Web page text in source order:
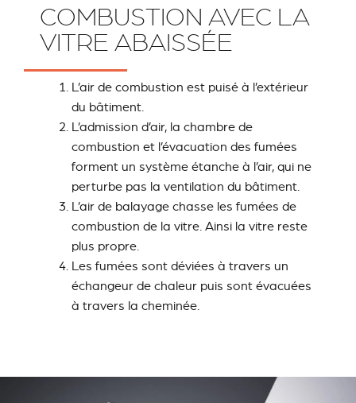
COMBUSTION AVEC LA
VITRE ABAISSÉE
L’air de combustion est puisé à l’extérieur
du bâtiment.
L’admission d’air, la chambre de
combustion et l’évacuation des fumées
forment un système étanche à l’air, qui ne
perturbe pas la ventilation du bâtiment.
L’air de balayage chasse les fumées de
combustion de la vitre. Ainsi la vitre reste
plus propre.
Les fumées sont déviées à travers un
échangeur de chaleur puis sont évacuées
à travers la cheminée.
RIVESTIMENTI E
ACCESSORI PER STÛV
22
VERKLEIDUNGEN UND
ZUBEHÖRTEILE FÛR